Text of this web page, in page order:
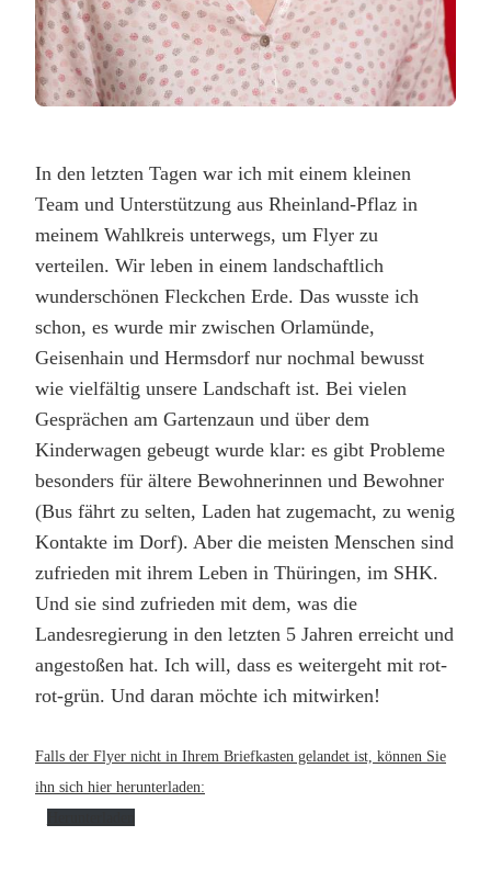
In den letzten Tagen war ich mit einem kleinen
Team und Unterstützung aus Rheinland-Pflaz in
meinem Wahlkreis unterwegs, um Flyer zu
verteilen. Wir leben in einem landschaftlich
wunderschönen Fleckchen Erde. Das wusste ich
schon, es wurde mir zwischen Orlamünde,
Geisenhain und Hermsdorf nur nochmal bewusst
wie vielfältig unsere Landschaft ist. Bei vielen
Gesprächen am Gartenzaun und über dem
Kinderwagen gebeugt wurde klar: es gibt Probleme
besonders für ältere Bewohnerinnen und Bewohner
(Bus fährt zu selten, Laden hat zugemacht, zu wenig
Kontakte im Dorf). Aber die meisten Menschen sind
zufrieden mit ihrem Leben in Thüringen, im SHK.
Und sie sind zufrieden mit dem, was die
Landesregierung in den letzten 5 Jahren erreicht und
angestoßen hat. Ich will, dass es weitergeht mit rot-
rot-grün. Und daran möchte ich mitwirken!
Falls der Flyer nicht in Ihrem Briefkasten gelandet ist, können Sie
ihn sich hier herunterladen: